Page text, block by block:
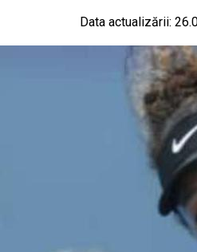
Data actualizării: